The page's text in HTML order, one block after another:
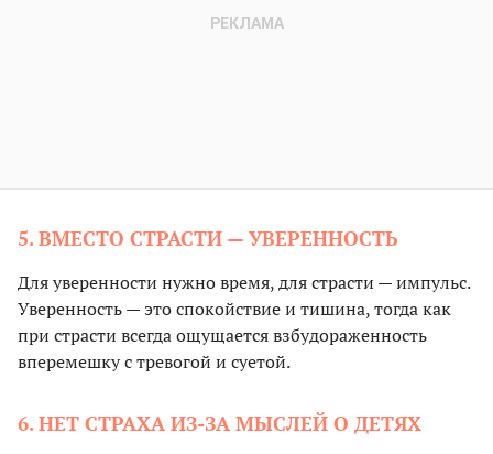
5. ВМЕСТО СТРАСТИ — УВЕРЕННОСТЬ
Для уверенности нужно время, для страсти — импульс.
Уверенность — это спокойствие и тишина, тогда как
при страсти всегда ощущается взбудораженность
вперемешку с тревогой и суетой.
6. НЕТ СТРАХА ИЗ-ЗА МЫСЛЕЙ О ДЕТЯХ